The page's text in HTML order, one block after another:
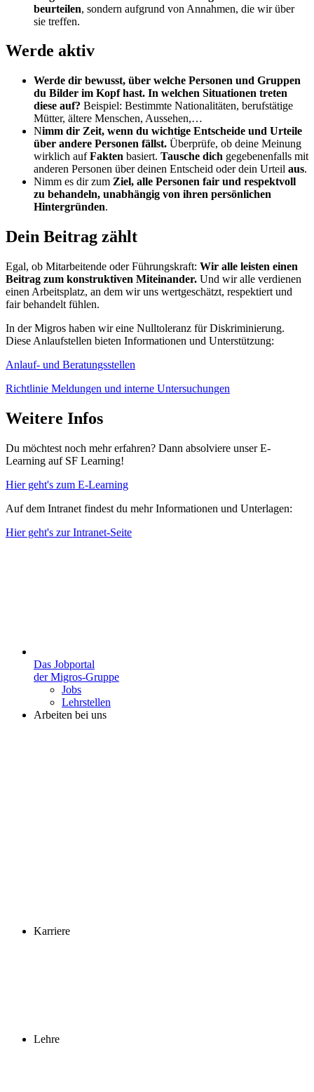
beurteilen, sondern aufgrund von Annahmen, die wir über
sie treffen.
Werde aktiv
Werde dir bewusst, über welche Personen und Gruppen
du Bilder im Kopf hast. In welchen Situationen treten
diese auf? Beispiel: Bestimmte Nationalitäten, berufstätige
Mütter, ältere Menschen, Aussehen,…
Nimm dir Zeit, wenn du wichtige Entscheide und Urteile
über andere Personen fällst. Überprüfe, ob deine Meinung
wirklich aufFakten basiert. Tausche dich gegebenenfalls mit
anderen Personen über deinen Entscheid oder dein Urteil aus.
Nimm es dir zum Ziel, alle Personen fair und respektvoll
zu behandeln, unabhängig von ihren persönlichen
Hintergründen.
Dein Beitrag zählt
Egal, ob Mitarbeitende oder Führungskraft: Wir alle leisten einen
Beitrag zum konstruktiven Miteinander. Und wir alle verdienen
einen Arbeitsplatz, an dem wir uns wertgeschätzt, respektiert und
fair behandelt fühlen.
In der Migros haben wir eine Nulltoleranz für Diskriminierung.
Diese Anlaufstellen bieten Informationen und Unterstützung:
Anlauf- und Beratungsstellen
Richtlinie Meldungen und interne Untersuchungen
Weitere Infos
Du möchtest noch mehr erfahren? Dann absolviere unser E-
Learning auf SF Learning!
Hier geht's zum E-Learning
Auf dem Intranet findest du mehr Informationen und Unterlagen:
Hier geht's zur Intranet-Seite
Das Jobportal
der Migros-Gruppe
Jobs
Lehrstellen
Arbeiten bei uns
Karriere
Lehre